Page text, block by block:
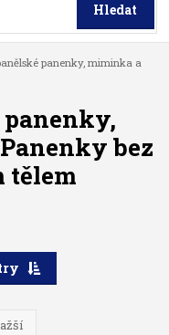
Hledat
panenky, miminka a
panenky,
bez